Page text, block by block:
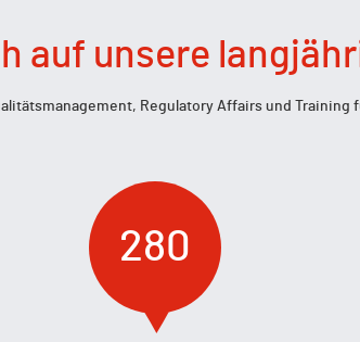
auf unsere
Regulatory Affairs und
280